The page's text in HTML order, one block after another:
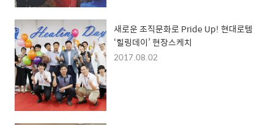
새로운 조직문화로 Pride Up! 현대로템
‘힐링데이’ 현장스케치
2017.08.02